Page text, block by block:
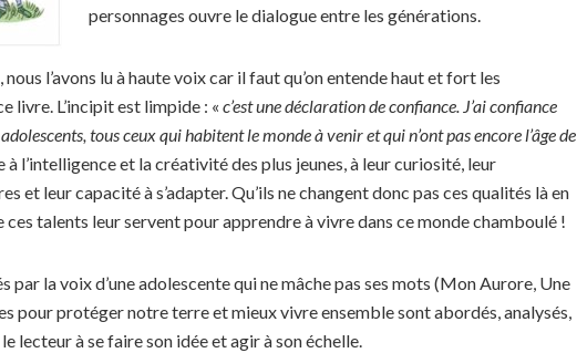
personnages ouvre le dialogue entre les générations.
l’avons lu à haute voix car il faut qu’on entende haut et fort les
livre. L’incipit est limpide : « c’est une déclaration de confiance. J’ai confiance
tous ceux qui habitent le monde à venir et qui n’ont pas encore l’âge de
à l’intelligence et la créativité des plus jeunes, à leur curiosité, leur
et leur capacité à s’adapter. Qu’ils ne changent donc pas ces qualités là en
ces talents leur servent pour apprendre à vivre dans ce monde chamboulé !
par la voix d’une adolescente qui ne mâche pas ses mots (Mon Aurore, Une
pour protéger notre terre et mieux vivre ensemble sont abordés, analysés,
lecteur à se faire son idée et agir à son échelle.